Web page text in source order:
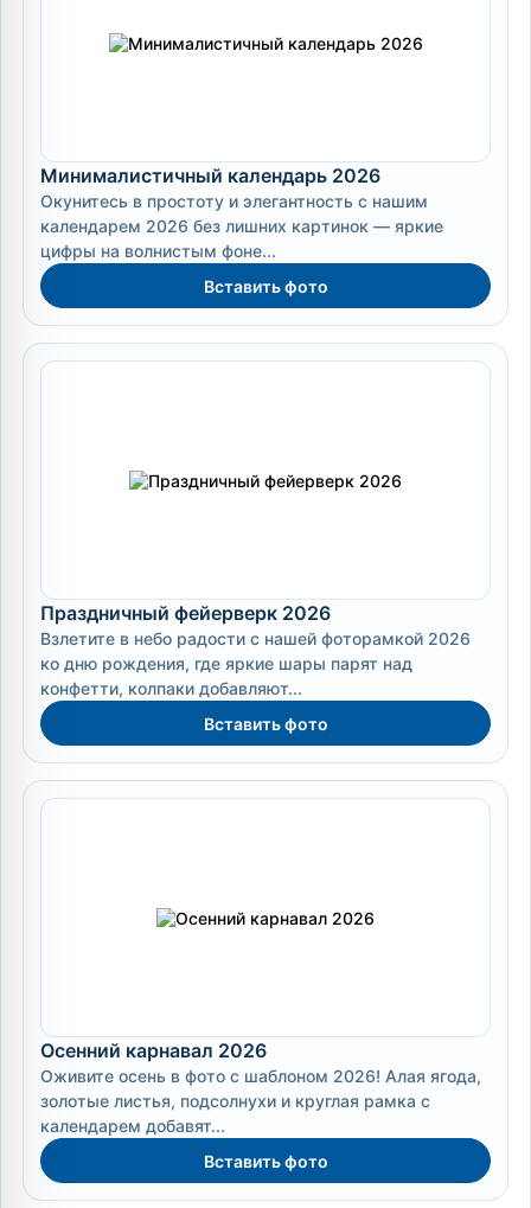
Минималистичный календарь 2026
Окунитесь в простоту и элегантность с нашим
календарем 2026 без лишних картинок — яркие
цифры на волнистым фоне...
Вставить фото
Праздничный фейерверк 2026
Взлетите в небо радости с нашей фоторамкой 2026
ко дню рождения, где яркие шары парят над
конфетти, колпаки добавляют...
Вставить фото
Осенний карнавал 2026
Оживите осень в фото с шаблоном 2026! Алая ягода,
золотые листья, подсолнухи и круглая рамка с
календарем добавят...
Вставить фото